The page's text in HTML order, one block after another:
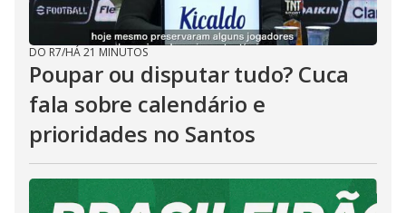
DO R7/HÁ 21 MINUTOS
Poupar ou disputar tudo? Cuca
fala sobre calendário e
prioridades no Santos